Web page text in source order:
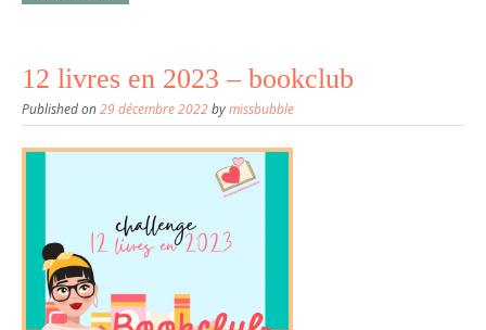
12 livres en 2023 – bookclub
Published on29 décembre 2022bymissbubble